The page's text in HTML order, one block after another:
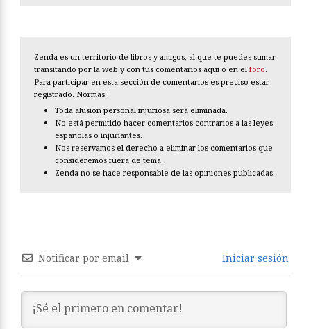
Zenda es un territorio de libros y amigos, al que te puedes sumar
transitando por la web y con tus comentarios aquí o en el foro.
Para participar en esta sección de comentarios es preciso estar
registrado. Normas:
Toda alusión personal injuriosa será eliminada.
No está permitido hacer comentarios contrarios a las leyes
españolas o injuriantes.
Nos reservamos el derecho a eliminar los comentarios que
consideremos fuera de tema.
Zenda no se hace responsable de las opiniones publicadas.
Notificar por email Iniciar sesión